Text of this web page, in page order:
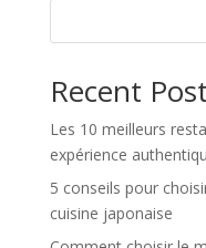
Recent
Les 10 meilleurs
expérience
5 conseils pour
cuisine japonaise